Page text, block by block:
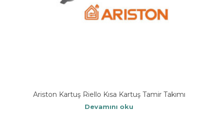
Ariston Kartuş Riello Kısa Kartuş Tamir Takımı
Devamını oku